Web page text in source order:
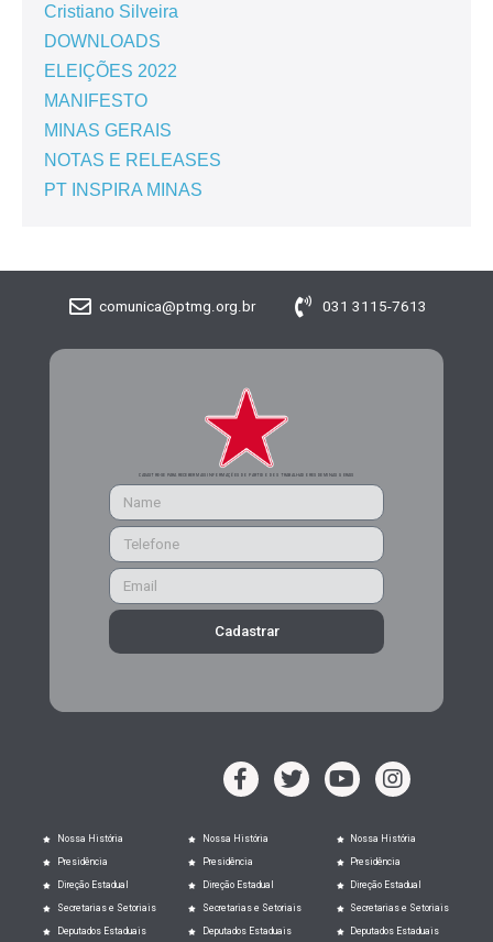
Cristiano Silveira
DOWNLOADS
ELEIÇÕES 2022
MANIFESTO
MINAS GERAIS
NOTAS E RELEASES
PT INSPIRA MINAS
comunica@ptmg.org.br 031 3115-7613
CADASTRE-SE PARA RECEBER MAIS INFORMAÇÕES DO PARTIDO DOS TRABALHADORES DE MINAS GERAIS
Cadastrar
Nossa História
Presidência
Direção Estadual
Secretarias e Setoriais
Deputados Estaduais
Nossa História
Presidência
Direção Estadual
Secretarias e Setoriais
Deputados Estaduais
Nossa História
Presidência
Direção Estadual
Secretarias e Setoriais
Deputados Estaduais